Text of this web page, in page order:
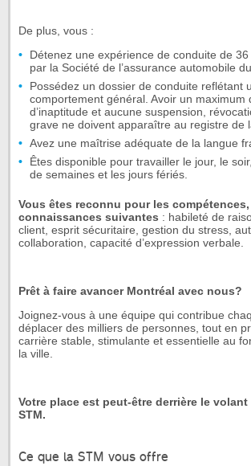
De plus, vous :
Détenez une expérience de conduite de
par la Société de l’assurance automobile
Possédez un dossier de conduite reflétant
comportement général. Avoir un maximum
d’inaptitude et aucune suspension,
grave ne doivent apparaître au registre de
Avez une maîtrise adéquate de la langue
Êtes disponible pour travailler le jour, le
de semaines et les jours fériés.
Vous êtes reconnu pour les
connaissances suivantes : habileté de
client, esprit sécuritaire, gestion du stress,
collaboration, capacité d’expression verbale.
Prêt à faire avancer Montréal avec nous?
Joignez-vous à une équipe qui contribue
déplacer des milliers de personnes, tout en
carrière stable, stimulante et essentielle au
la ville.
Votre place est peut-être derrière le
STM.
Ce que la STM vous offre